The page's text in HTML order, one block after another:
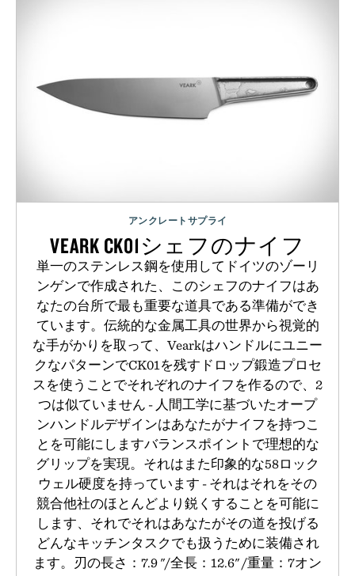
アンクレートサプライ
VEARK CK01シェフのナイフ
単一のステンレス鋼を使用してドイツのゾーリ
ンゲンで作成された、このシェフのナイフはあ
なたの台所で最も重要な道具である準備ができ
ています。伝統的な金属工具の世界から視覚的
な手がかりを取って、Vearkはハンドルにユニー
クなパターンでCK01を残すドロップ鍛造プロセ
スを使うことでそれぞれのナイフを作るので、2
つは似ていません - 人間工学に基づいたオープ
ンハンドルデザインはあなたがナイフを持つこ
とを可能にしますバランスポイントで理想的な
グリップを実現。それはまた印象的な58ロック
ウェル硬度を持っています - それはそれをその
競合他社のほとんどより鋭くすることを可能に
します、それでそれはあなたがその道を投げる
どんなキッチンタスクでも扱うために装備され
ます。刃の長さ：7.9 "/全長：12.6" /重量：7オン